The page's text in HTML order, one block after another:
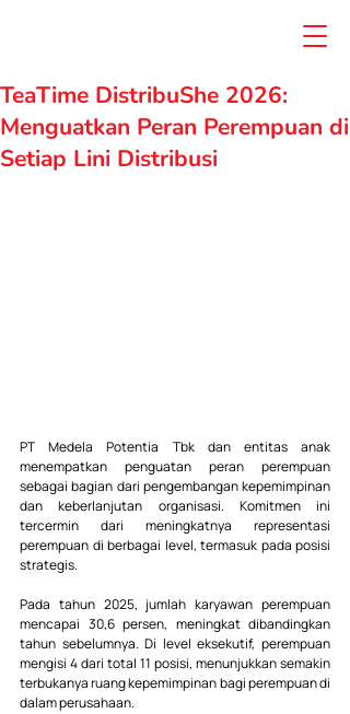
TeaTime DistribuShe 2026:
Menguatkan Peran Perempuan di
Setiap Lini Distribusi
PT Medela Potentia Tbk dan entitas anak
menempatkan penguatan peran perempuan
sebagai bagian dari pengembangan kepemimpinan
dan keberlanjutan organisasi. Komitmen ini
tercermin dari meningkatnya representasi
perempuan di berbagai level, termasuk pada posisi
strategis.
Pada tahun 2025, jumlah karyawan perempuan
mencapai 30,6 persen, meningkat dibandingkan
tahun sebelumnya. Di level eksekutif, perempuan
mengisi 4 dari total 11 posisi, menunjukkan semakin
terbukanya ruang kepemimpinan bagi perempuan di
dalam perusahaan.